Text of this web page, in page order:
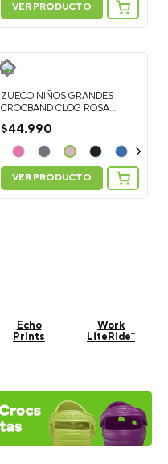
VER PRODUCTO
ZUECO NIÑOS GRANDES
CROCBAND CLOG ROSA
$44.990
VER PRODUCTO
Echo
Work
Prints LiteRide™